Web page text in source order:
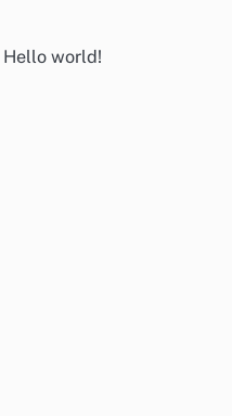
Hello world!